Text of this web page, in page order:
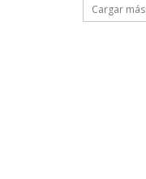
Cargar más